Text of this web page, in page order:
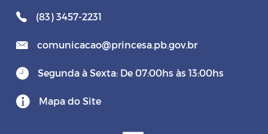
(83) 3457-2231
comunicacao@princesa.pb.gov.br
Segunda à Sexta: De 07:00hs às 13:00hs
Mapa do Site